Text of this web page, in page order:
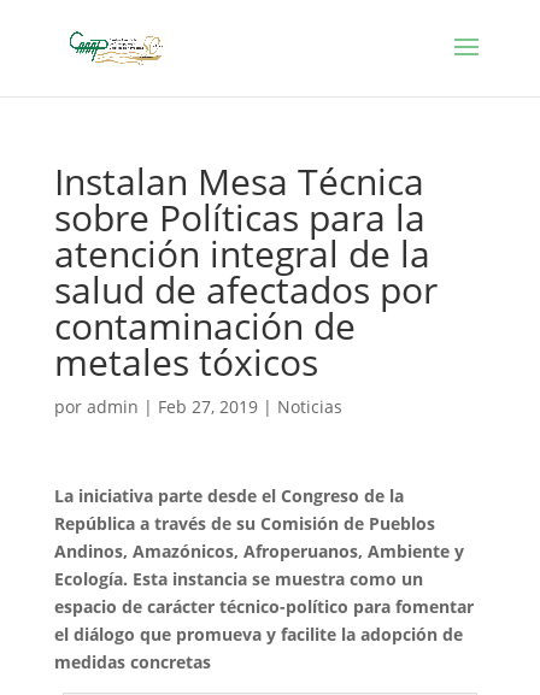
Instalan Mesa Técnica
sobre Políticas para la
atención integral de la
salud de afectados por
contaminación de
metales tóxicos
por admin | Feb 27, 2019| Noticias
La iniciativa parte desde el Congreso de la
República a través de su Comisión de Pueblos
Andinos, Amazónicos, Afroperuanos, Ambiente y
Ecología. Esta instancia se muestra como un
espacio de carácter técnico-político para fomentar
el diálogo que promueva y facilite la adopción de
medidas concretas